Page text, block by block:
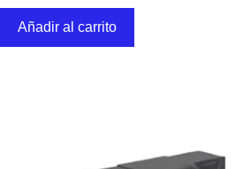
Añadir al carrito